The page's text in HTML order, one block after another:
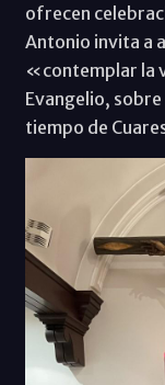
ofrecen
Antonio invita a
«contemplar la
Evangelio,
tiempo de